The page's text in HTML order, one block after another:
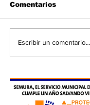
Comentarios
Escribir un comentario...